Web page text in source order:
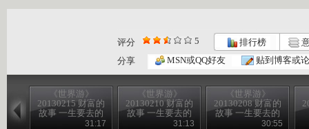
评分 5 排行榜
分享
MSN或QQ好友 贴到博客或
《世界游》
20130215 财富的
故事 一生要去的
31:17
《世界游》
20130210 财富的
故事 一生要去的
31:13
《世界游》
20130208 财富的
故事 一生要去的
30:55